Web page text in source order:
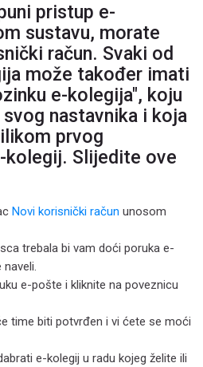
pristup e-
sustavu, morate
račun. Svaki od
može također imati
e-kolegija", koju
nastavnika i koja
prvog
kolegij. Slijedite ove
Novi korisnički račun unosom
trebala bi vam doći poruka e-
e-pošte i kliknite na poveznicu
time biti potvrđen i vi ćete se moći
e-kolegij u radu kojeg želite ili